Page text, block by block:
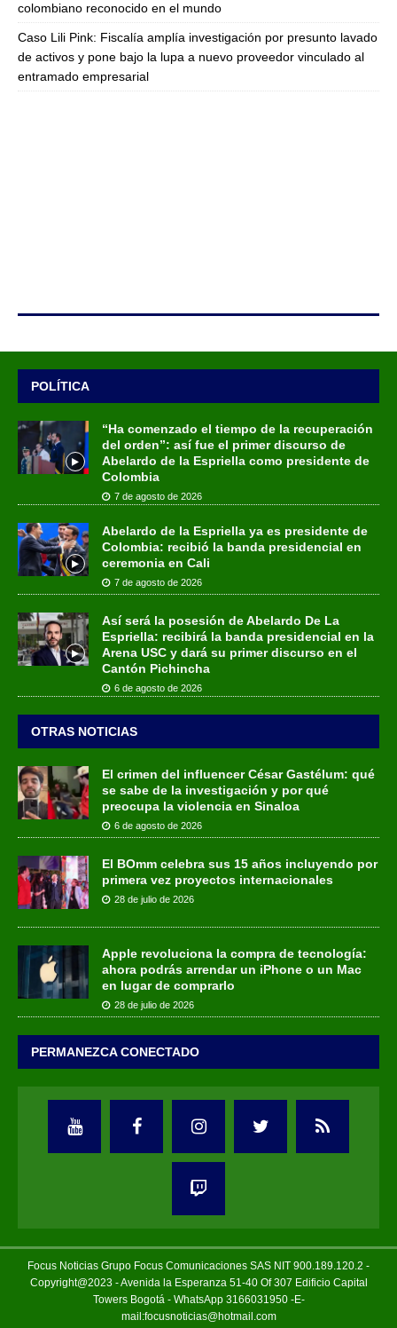
colombiano reconocido en el mundo
Caso Lili Pink: Fiscalía amplía investigación por presunto lavado
de activos y pone bajo la lupa a nuevo proveedor vinculado al
entramado empresarial
POLÍTICA
“Ha comenzado el tiempo de la recuperación
del orden”: así fue el primer discurso de
Abelardo de la Espriella como presidente de
Colombia
7 de agosto de 2026
Abelardo de la Espriella ya es presidente de
Colombia: recibió la banda presidencial en
ceremonia en Cali
7 de agosto de 2026
Así será la posesión de Abelardo De La
Espriella: recibirá la banda presidencial en la
Arena USC y dará su primer discurso en el
Cantón Pichincha
6 de agosto de 2026
OTRAS NOTICIAS
El crimen del influencer César Gastélum: qué
se sabe de la investigación y por qué
preocupa la violencia en Sinaloa
6 de agosto de 2026
El BOmm celebra sus 15 años incluyendo por
primera vez proyectos internacionales
28 de julio de 2026
Apple revoluciona la compra de tecnología:
ahora podrás arrendar un iPhone o un Mac
en lugar de comprarlo
28 de julio de 2026
PERMANEZCA CONECTADO
Focus Noticias Grupo Focus Comunicaciones SAS NIT 900.189.120.2 -
Copyright@2023 - Avenida la Esperanza 51-40 Of 307 Edificio Capital
Towers Bogotá - WhatsApp 3166031950 -E-
mail:focusnoticias@hotmail.com